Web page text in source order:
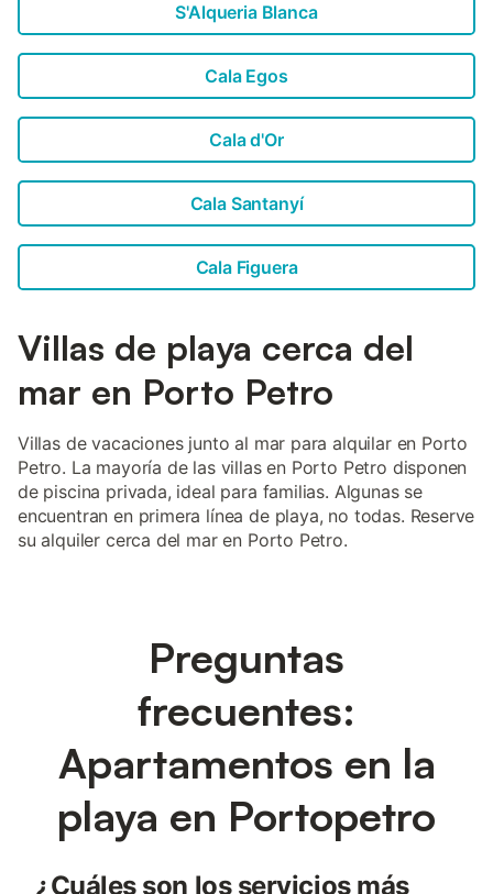
S'Alqueria Blanca
Cala Egos
Cala d'Or
Cala Santanyí
Cala Figuera
Villas de playa cerca del
mar en Porto Petro
Villas de vacaciones junto al mar para alquilar en Porto
Petro. La mayoría de las villas en Porto Petro disponen
de piscina privada, ideal para familias. Algunas se
encuentran en primera línea de playa, no todas. Reserve
su alquiler cerca del mar en Porto Petro.
Preguntas
frecuentes:
Apartamentos en la
playa en Portopetro
¿Cuáles son los servicios más